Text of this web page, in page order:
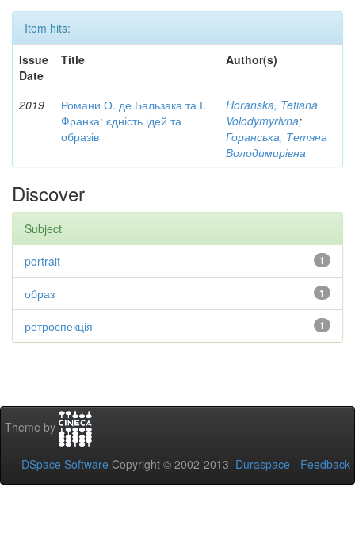
Item hits:
Issue
Date
Title Author(s)
2019
Романи О. де Бальзака та І.
Франка: єдність ідей та
образів
Horanska, Tetiana
Volodymyrivna;
Горанська, Тетяна
Володимирівна
Discover
Subject
1
portrait
1
образ
1
ретроспекція
Theme by
DSpace Software Copyright © 2002-2013 Duraspace - Feedback